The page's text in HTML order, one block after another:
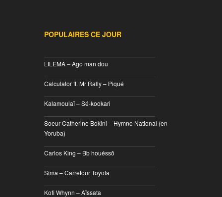
POPULAIRES CE JOUR
LILEMA – Ago man dou
Calculator ft. Mr Rally – Piqué
Kalamoulaï – Sé-kookari
Soeur Catherine Bokini – Hymne National (en
Yoruba)
Carlos King – Bb houéssô
Sima – Carrefour Toyota
Kofi Whynn – Aïssata